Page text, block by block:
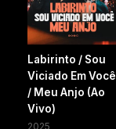
Labirinto / Sou
Viciado Em Você
/ Meu Anjo (Ao
Vivo)
2025